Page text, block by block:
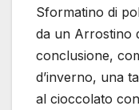
Sformatino di
da un Arrostino
conclusione,
d’inverno, una
al cioccolato